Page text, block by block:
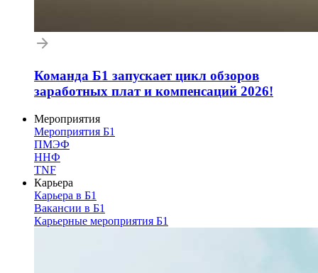
Команда Б1 запускает цикл обзоров
заработных плат и компенсаций 2026!
Мероприятия
Мероприятия Б1
ПМЭФ
ННФ
TNF
Карьера
Карьера в Б1
Вакансии в Б1
Карьерные мероприятия Б1